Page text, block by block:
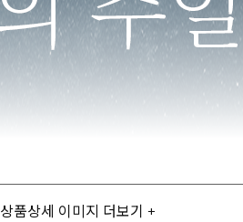
상품상세 이미지 더보기 +